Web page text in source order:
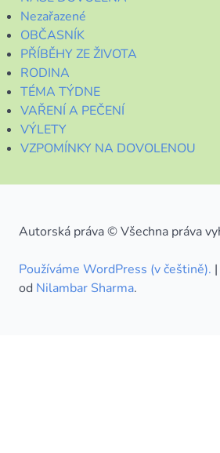
Nezařazené
OBČASNÍK
PŘÍBĚHY ZE ŽIVOTA
RODINA
TÉMA TÝDNE
VAŘENÍ A PEČENÍ
VÝLETY
VZPOMÍNKY NA DOVOLENOU
Autorská práva © Všechna práva
Používáme WordPress (v češtině). |
od Nilambar Sharma.